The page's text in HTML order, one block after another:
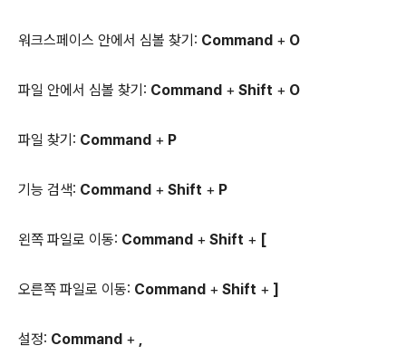
워크스페이스 안에서 심볼 찾기: Command + O
파일 안에서 심볼 찾기: Command + Shift + O
파일 찾기: Command + P
기능 검색: Command + Shift + P
왼쪽 파일로 이동: Command + Shift + [
오른쪽 파일로 이동: Command + Shift + ]
설정: Command + ,